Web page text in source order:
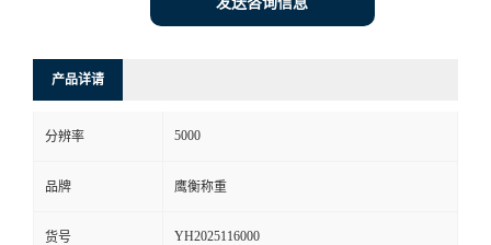
产品详请
分辨率 5000
品牌 鹰衡称重
货号 YH2025116000